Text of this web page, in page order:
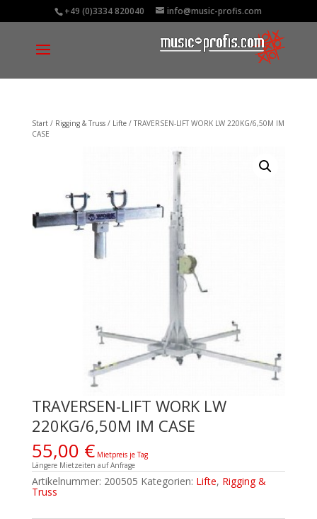
+49 (0)3334 820040 info@music-profis.com
Start/ Rigging & Truss/ Lifte/ TRAVERSEN-LIFT WORK LW 220KG/6,50M IM
CASE
TRAVERSEN-LIFT WORK LW
220KG/6,50M IM CASE
55,00 € Mietpreis je Tag
Längere Mietzeiten auf Anfrage
Artikelnummer: 200505 Kategorien: Lifte, Rigging &
Truss